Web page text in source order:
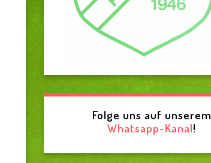
Folge uns auf unserem
Whatsapp-Kanal!